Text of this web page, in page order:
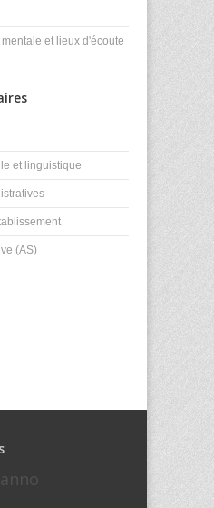
et lieux d'écoute
et linguistique
(AS)